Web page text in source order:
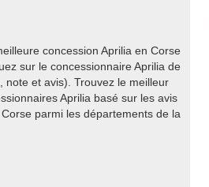
concession Aprilia en Corse
sur le concessionnaire Aprilia de
et avis). Trouvez le meilleur
Aprilia basé sur les avis
parmi les départements de la